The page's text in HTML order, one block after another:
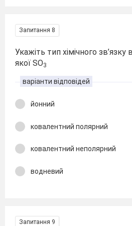
Запитання 8
Укажіть тип хімічного
якої SO3
варіанти відповідей
йонний
ковалентний полярний
ковалентний неполярний
водневий
Запитання 9